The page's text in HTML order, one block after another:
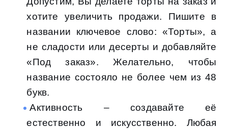
хотите увеличить продажи. Пишите в
названии ключевое слово: «Торты», а
не сладости или десерты и добавляйте
«Под заказ». Желательно, чтобы
название состояло не более чем из 48
букв.
Активность – создавайте её
естественно и искусственно. Любая